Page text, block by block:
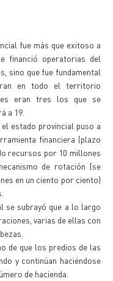
fue más que exitoso a
financió operatorias del
sino que fue fundamental
en todo el territorio
eran tres los que se
a 19.
estado provincial puso a
financiera (plazo
recursos por 10 millones
de rotación (se
en un ciento por ciento)
se subrayó que a lo largo
varias de ellas con
de que los predios de las
y continúan haciéndose
de hacienda.